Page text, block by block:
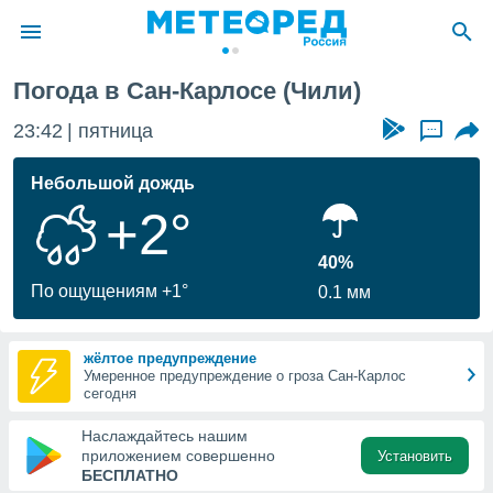
о
Вы можете
к этому
доступ
Погода в Сан-Карлосе (Чили)
23:42 пятница ...
Небольшой дождь
+2°
По ощущениям +1°
40%
0.1 мм
жёлтое предупреждение
Умеренное предупреждение о гроза Сан-Карлос
сегодня
Наслаждайтесь нашим
приложением совершенно
БЕСПЛАТНО
Установить